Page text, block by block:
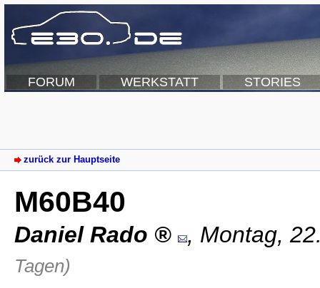
FORUM WERKSTATT STORIES
zurück zur Hauptseite
M60B40
Daniel Rado , Montag,
Tagen)